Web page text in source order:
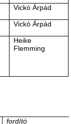
Vickó Árpád
Vickó Árpád
Heike
Flemming
fordító